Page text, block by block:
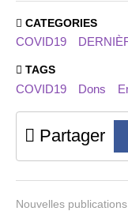
CATEGORIES
COVID19
TAGS
COVID19 Dons
Partager
Nouvelles publications